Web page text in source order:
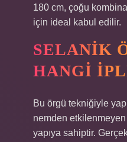
180 cm, çoğu
için ideal kabul edilir.
SELANIK
HANGI
Bu örgü tekniğiyle
nemden etkilenmeyen
yapıya sahiptir.